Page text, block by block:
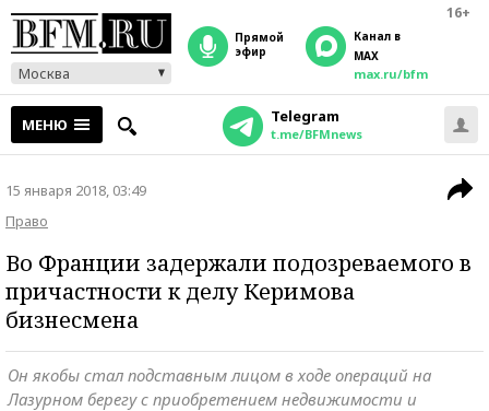
16+
Москва
прямой
эфир
Канал в
MAX
max.ru/bfm
МЕНЮ Telegram
t.me/BFMnews
15 января 2018, 03:49
Право
Во Франции задержали подозреваемого в
причастности к делу Керимова
бизнесмена
Он якобы стал подставным лицом в ходе операций на
Лазурном берегу с приобретением недвижимости и